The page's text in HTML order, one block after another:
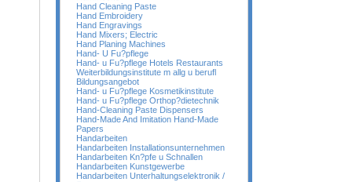
Hand Cleaning Paste
Hand Embroidery
Hand Engravings
Hand Mixers; Electric
Hand Planing Machines
Hand- U Fu?pflege
Hand- u Fu?pflege Hotels Restaurants
Weiterbildungsinstitute m allg u berufl
Bildungsangebot
Hand- u Fu?pflege Kosmetikinstitute
Hand- u Fu?pflege Orthop?dietechnik
Hand-Cleaning Paste Dispensers
Hand-Made And Imitation Hand-Made
Papers
Handarbeiten
Handarbeiten Installationsunternehmen
Handarbeiten Kn?pfe u Schnallen
Handarbeiten Kunstgewerbe
Handarbeiten Unterhaltungselektronik /